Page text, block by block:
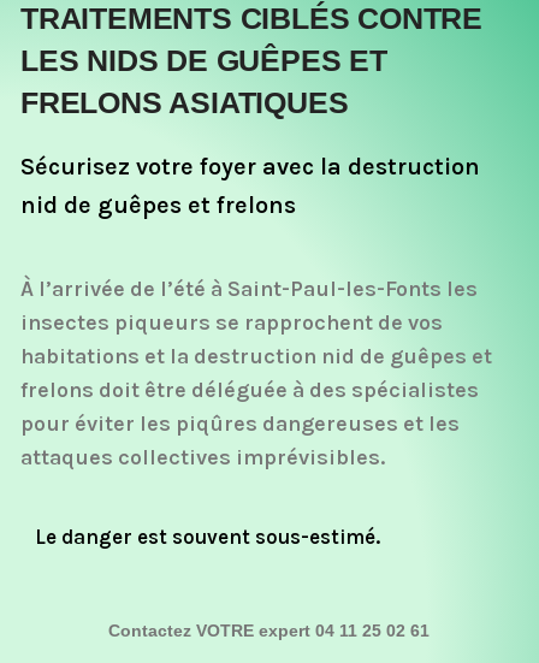
TRAITEMENTS CIBLÉS CONTRE
LES NIDS DE GUÊPES ET
FRELONS ASIATIQUES
Sécurisez votre foyer avec la destruction
nid de guêpes et frelons
À l’arrivée de l’été à Saint-Paul-les-Fonts les
insectes piqueurs se rapprochent de vos
habitations et la destruction nid de guêpes et
frelons doit être déléguée à des spécialistes
pour éviter les piqûres dangereuses et les
attaques collectives imprévisibles.
Le danger est souvent sous-estimé.
Contactez VOTRE expert 04 11 25 02 61